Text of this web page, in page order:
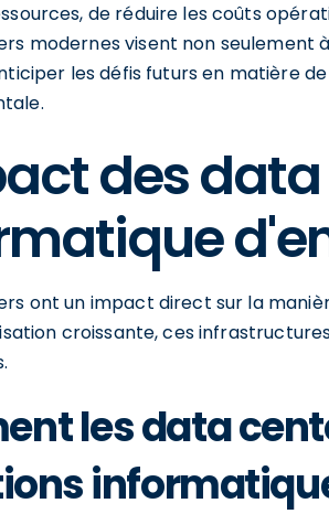
de réduire les coûts
modernes visent non seulement
les défis futurs en matière
des
ont un impact direct sur la
croissante, ces
les data